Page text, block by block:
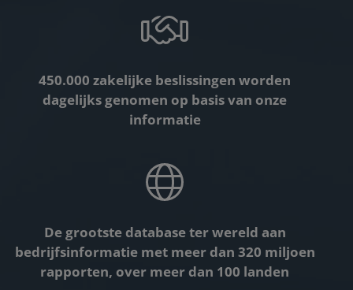
450.000 zakelijke beslissingen worden
dagelijks genomen op basis van onze
informatie
De grootste database ter wereld aan
bedrijfsinformatie met meer dan 320 miljoen
rapporten, over meer dan 100 landen